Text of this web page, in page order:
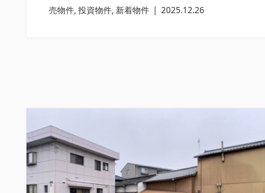
売店舗・事務所
売物件,投資物件,新着物件 | 2025.12.26